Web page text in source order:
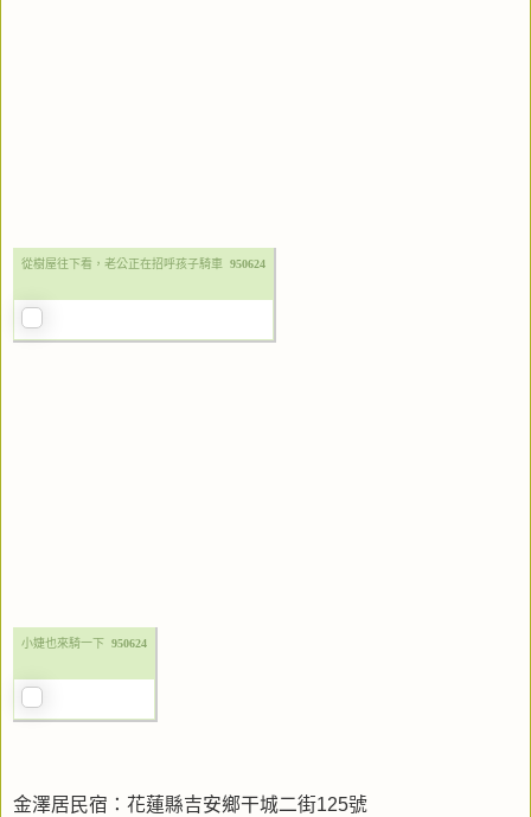
從樹屋往下看，老公正在招呼孩子騎車 950624
小婕也來騎一下 950624
金澤居民宿：花蓮縣吉安鄉干城二街125號